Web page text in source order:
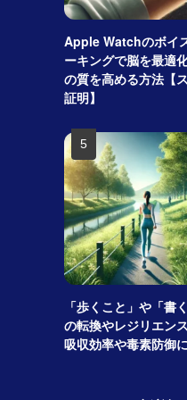
Apple Watchのボイ
ーキングで脳を最適
の質を高める方法【
証明】
「歩くこと」や「書
の転換やレジリエン
吸収効率や毒素防御